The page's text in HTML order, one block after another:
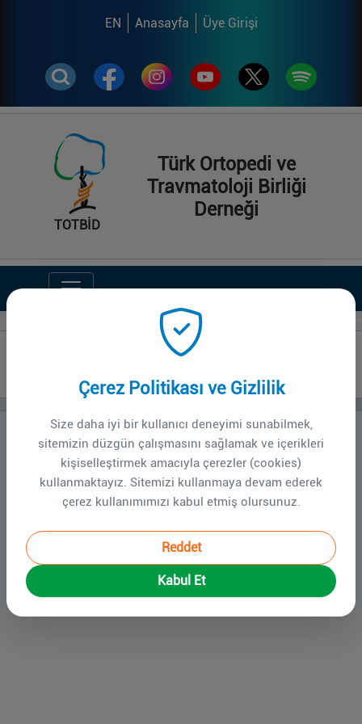
EN Anasayfa Üye Girişi
TOTBİD
Türk Ortopedi ve
Travmatoloji Birliği
Derneği
Yetki kısıtlaması
İçeriğe erişmek için giriş yapmanız gerekmektedir.
Lütfen giriş yapınız.
Giriş Yap
Çerez Politikası ve Gizlilik
Size daha iyi bir kullanıcı deneyimi sunabilmek,
sitemizin düzgün çalışmasını sağlamak ve içerikleri
kişiselleştirmek amacıyla çerezler (cookies)
kullanmaktayız. Sitemizi kullanmaya devam ederek
çerez kullanımımızı kabul etmiş olursunuz.
Reddet
Kabul Et